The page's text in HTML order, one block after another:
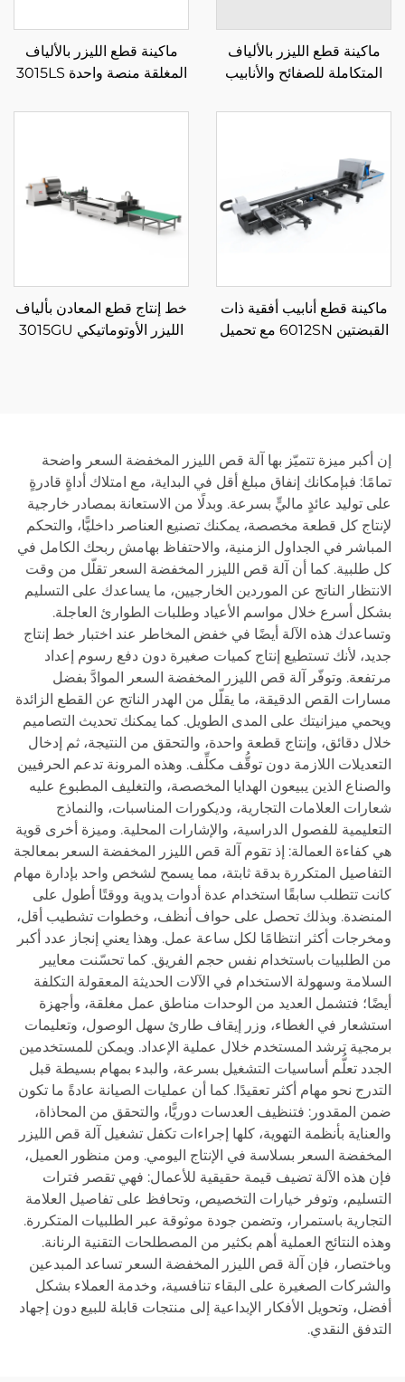
ماكينة قطع الليزر بالألياف
المتكاملة للصفائح والأنابيب
ماكينة قطع الليزر بالألياف
المغلقة منصة واحدة 3015LS
ماكينة قطع أنابيب أفقية ذات
القبضتين 6012SN مع تحميل
خط إنتاج قطع المعادن بألياف
الليزر الأوتوماتيكي 3015GU
إن أكبر ميزة تتميّز بها آلة قص الليزر المخفضة السعر واضحة
تمامًا: فبإمكانك إنفاق مبلغ أقل في البداية، مع امتلاك أداةٍ قادرةٍ
على توليد عائدٍ ماليٍّ بسرعة. وبدلًا من الاستعانة بمصادر خارجية
لإنتاج كل قطعة مخصصة، يمكنك تصنيع العناصر داخليًّا، والتحكم
المباشر في الجداول الزمنية، والاحتفاظ بهامش ربحك الكامل في
كل طلبية. كما أن آلة قص الليزر المخفضة السعر تقلّل من وقت
الانتظار الناتج عن الموردين الخارجيين، ما يساعدك على التسليم
بشكل أسرع خلال مواسم الأعياد وطلبات الطوارئ العاجلة.
وتساعدك هذه الآلة أيضًا في خفض المخاطر عند اختبار خط إنتاج
جديد، لأنك تستطيع إنتاج كميات صغيرة دون دفع رسوم إعداد
مرتفعة. وتوفّر آلة قص الليزر المخفضة السعر الموادَّ بفضل
مسارات القص الدقيقة، ما يقلّل من الهدر الناتج عن القطع الزائدة
ويحمي ميزانيتك على المدى الطويل. كما يمكنك تحديث التصاميم
خلال دقائق، وإنتاج قطعة واحدة، والتحقق من النتيجة، ثم إدخال
التعديلات اللازمة دون توقُّف مكلِّف. وهذه المرونة تدعم الحرفيين
والصناع الذين يبيعون الهدايا المخصصة، والتغليف المطبوع عليه
شعارات العلامات التجارية، وديكورات المناسبات، والنماذج
التعليمية للفصول الدراسية، والإشارات المحلية. وميزة أخرى قوية
هي كفاءة العمالة: إذ تقوم آلة قص الليزر المخفضة السعر بمعالجة
التفاصيل المتكررة بدقة ثابتة، مما يسمح لشخص واحد بإدارة مهام
كانت تتطلب سابقًا استخدام عدة أدوات يدوية ووقتًا أطول على
المنضدة. وبذلك تحصل على حواف أنظف، وخطوات تشطيب أقل،
ومخرجات أكثر انتظامًا لكل ساعة عمل. وهذا يعني إنجاز عدد أكبر
من الطلبيات باستخدام نفس حجم الفريق. كما تحسّنت معايير
السلامة وسهولة الاستخدام في الآلات الحديثة المعقولة التكلفة
أيضًا؛ فتشمل العديد من الوحدات مناطق عمل مغلقة، وأجهزة
استشعار في الغطاء، وزر إيقاف طارئ سهل الوصول، وتعليمات
برمجية ترشد المستخدم خلال عملية الإعداد. ويمكن للمستخدمين
الجدد تعلُّم أساسيات التشغيل بسرعة، والبدء بمهام بسيطة قبل
التدرج نحو مهام أكثر تعقيدًا. كما أن عمليات الصيانة عادةً ما تكون
ضمن المقدور: فتنظيف العدسات دوريًّا، والتحقق من المحاذاة،
والعناية بأنظمة التهوية، كلها إجراءات تكفل تشغيل آلة قص الليزر
المخفضة السعر بسلاسة في الإنتاج اليومي. ومن منظور العميل،
فإن هذه الآلة تضيف قيمة حقيقية للأعمال: فهي تقصر فترات
التسليم، وتوفر خيارات التخصيص، وتحافظ على تفاصيل العلامة
التجارية باستمرار، وتضمن جودة موثوقة عبر الطلبيات المتكررة.
وهذه النتائج العملية أهم بكثير من المصطلحات التقنية الرنانة.
وباختصار، فإن آلة قص الليزر المخفضة السعر تساعد المبدعين
والشركات الصغيرة على البقاء تنافسية، وخدمة العملاء بشكل
أفضل، وتحويل الأفكار الإبداعية إلى منتجات قابلة للبيع دون إجهاد
التدفق النقدي.